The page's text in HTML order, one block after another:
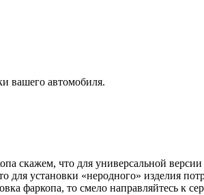
вашего автомобиля.
скажем, что для универсальной
установки «неродного» изделия
фаркопа, то смело направляйтесь к